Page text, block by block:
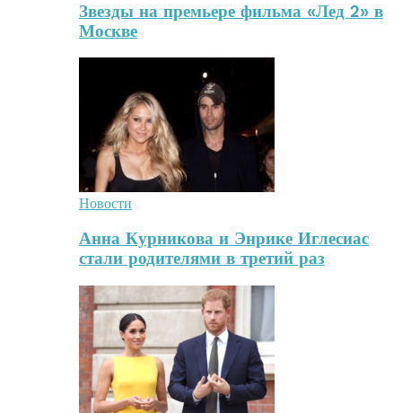
Звезды на премьере фильма «Лед 2» в
Москве
Новости
Анна Курникова и Энрике Иглесиас
стали родителями в третий раз